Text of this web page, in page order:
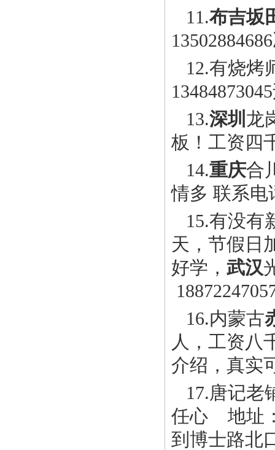
11.布吉坂
12.有烧烤
13.深圳 龙
板！工资四
14.重庆合
情多 联系电
15.有没有
天，节假日
好学， 武汉
16.内蒙古
人，工资八
介绍，真实
17.唐记老
任心 地址
到博士路北